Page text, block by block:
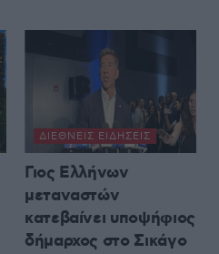
ΔΙΕΘΝΕΊΣ ΕΙΔΉΣΕΙΣ
Γιος Ελλήνων
μεταναστών
κατεβαίνει υποψήφιος
δήμαρχος στο Σικάγο